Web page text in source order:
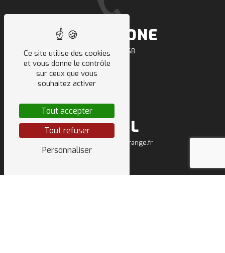
TÉLÉPHONE
04 50 64 91 68
E-MAIL
sarl.deletraz.tp@orange.fr
Ce site utilise des cookies
et vous donne le contrôle
sur ceux que vous
souhaitez activer
Tout accepter
Tout refuser
Personnaliser